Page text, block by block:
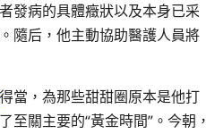
發病的具體癥狀以及本身已采
隨后，他主動協助醫護人員將
得當，為那些甜甜圈原本是他打
關主要的“黃金時間”。今朝，